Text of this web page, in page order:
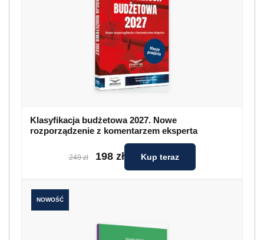
Klasyfikacja budżetowa 2027. Nowe
rozporządzenie z komentarzem eksperta
249 zł 198 zł Kup teraz
NOWOŚĆ